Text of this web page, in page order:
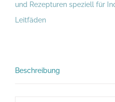
–
Eigenschaften
speziell
und Rezepturen speziell für
Leitfäden
Beschreibung